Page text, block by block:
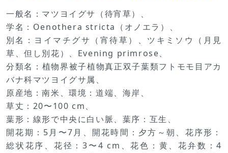
一般名：マツヨイグサ（待宵草）、
学名：Oenothera stricta（オノエラ）、
別名：ヨイマチグサ（宵待草）、ツキミソウ（月見
草、但し別花）、Evening primrose、
分類名：植物界被子植物真正双子葉類フトモモ目アカ
バナ科マツヨイグサ属、
原産地：南米、環境：道端、海岸、
草丈：20〜100 cm、
葉形：線形で中央に白い脈、葉序：互生、
開花期：5月〜7月、開花時間：夕方～朝、花序形：
総状花序、花径：3〜4 cm、花色：黄、花弁数：4